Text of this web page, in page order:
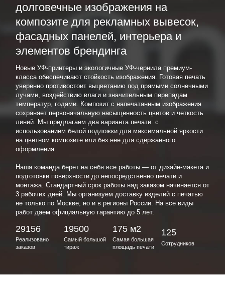
долговечные изображения на
композите для рекламных вывесок,
фасадных панелей, интерьера и
элементов брендинга
Новые УФ-принтеры и экологичные УФ-чернила премиум-
класса обеспечивают стойкость изображения. Готовая печать
уверенно противостоит выцветанию под прямыми солнечными
лучами, воздействию влаги и значительным перепадам
температур, годами. Композит с напечатанным изображения
сохраняет первоначальную насыщенность цветов и четкость
линий. Мы предлагаем два варианта печати: с
использованием белой подложки для максимальной яркости
на цветном композите или без нее для сдержанного
оформления.
Наша команда берет на себя все работы — от дизайн-макета и
подготовки поверхности до непосредственно печати и
монтажа. Стандартный срок работы над заказом начинается от
3 рабочих дней. Мы организуем доставку изделий с печатью
не только по Москве, но и в регионы России. На все виды
работ даем официальную гарантию до 5 лет.
29156
Реализовано
заказов
19500
Самый большой
тираж
175 м2
Самая большая
площадь печати
125
Сотрудников